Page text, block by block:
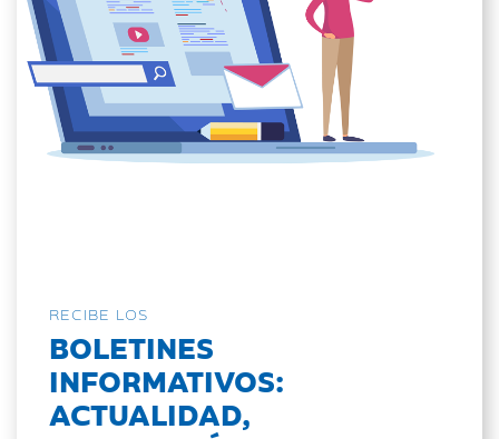
RECIBE LOS
BOLETINES
INFORMATIVOS:
ACTUALIDAD,